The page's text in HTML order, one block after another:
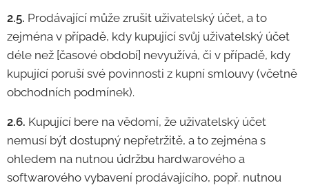
2.5. Prodávající může zrušit uživatelský účet, a to
zejména v případě, kdy kupující svůj uživatelský účet
déle než [časové období] nevyužívá, či v případě, kdy
kupující poruší své povinnosti z kupní smlouvy (včetně
obchodních podmínek).
2.6. Kupující bere na vědomí, že uživatelský účet
nemusí být dostupný nepřetržitě, a to zejména s
ohledem na nutnou údržbu hardwarového a
softwarového vybavení prodávajícího, popř. nutnou